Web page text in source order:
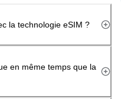
la technologie eSIM ?
en même temps que la